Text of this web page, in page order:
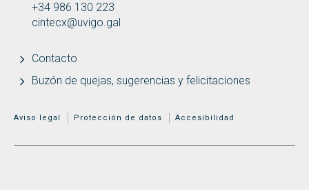
+34 986 130 223
cintecx@uvigo.gal
Contacto
Buzón de quejas, sugerencias y felicitaciones
MENÚ ADICIONAL
Aviso legal Protección de datos Accesibilidad